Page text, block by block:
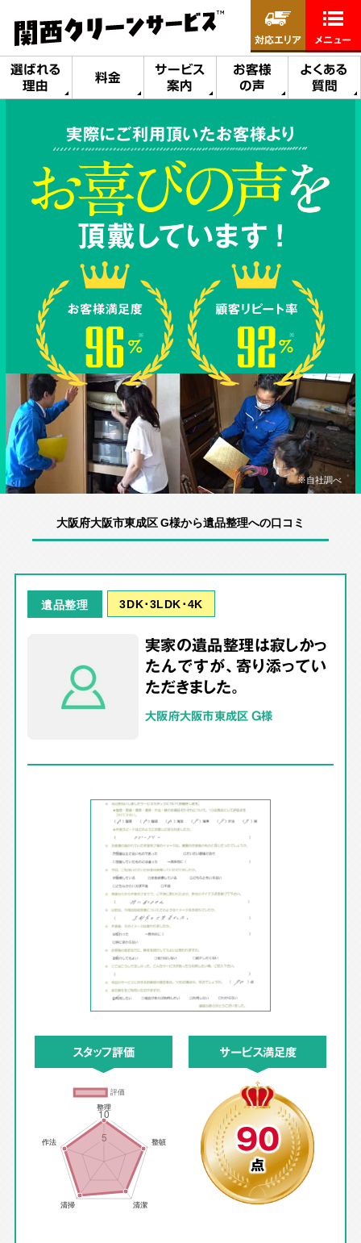
選ばれる
理由
料金
サービス
案内
お客様
の声
よくある
質問
対応エリア メニュー
実際にご利用頂いたお客様より
※自社調べ
大阪府大阪市東成区 G様から遺品整理への口コミ
遺品整理 3DK･3LDK･4K
実家の遺品整理は寂しかっ
たんですが、寄り添ってい
ただきました。
大阪府大阪市東成区 G様
スタッフ評価 サービス満足度
90
点